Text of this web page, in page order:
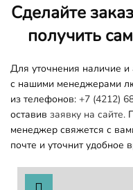
Сделайте
получить
Для уточнения наличие и
с нашими менеджерами
из телефонов: +7 (4212)
оставив заявку на сайте.
менеджер свяжется с
почте и уточнит удобное